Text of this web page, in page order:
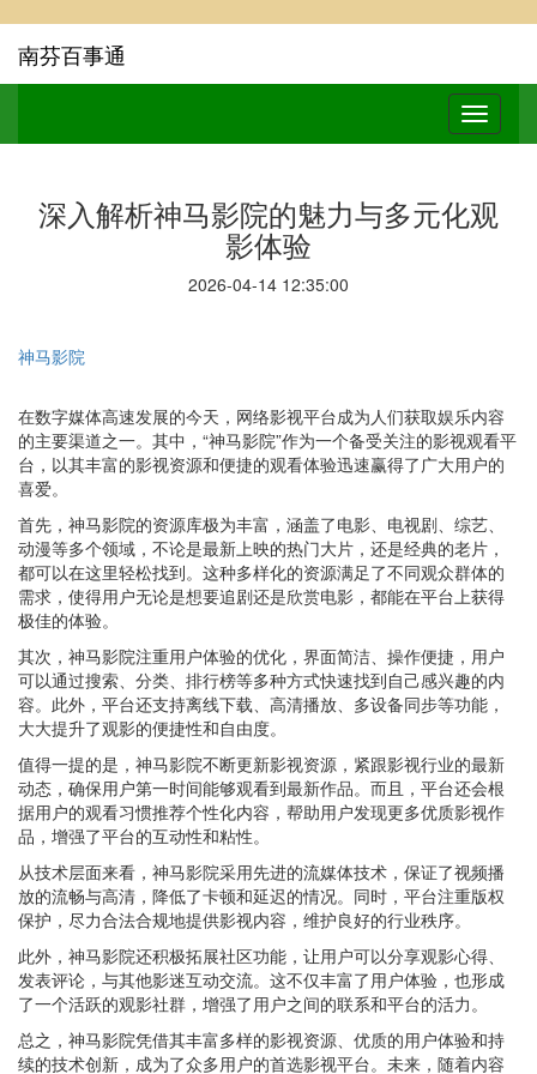
南芬百事通
深入解析神马影院的魅力与多元化观
影体验
2026-04-14 12:35:00
神马影院
在数字媒体高速发展的今天，网络影视平台成为人们获取娱乐内容
的主要渠道之一。其中，“神马影院”作为一个备受关注的影视观看平
台，以其丰富的影视资源和便捷的观看体验迅速赢得了广大用户的
喜爱。
首先，神马影院的资源库极为丰富，涵盖了电影、电视剧、综艺、
动漫等多个领域，不论是最新上映的热门大片，还是经典的老片，
都可以在这里轻松找到。这种多样化的资源满足了不同观众群体的
需求，使得用户无论是想要追剧还是欣赏电影，都能在平台上获得
极佳的体验。
其次，神马影院注重用户体验的优化，界面简洁、操作便捷，用户
可以通过搜索、分类、排行榜等多种方式快速找到自己感兴趣的内
容。此外，平台还支持离线下载、高清播放、多设备同步等功能，
大大提升了观影的便捷性和自由度。
值得一提的是，神马影院不断更新影视资源，紧跟影视行业的最新
动态，确保用户第一时间能够观看到最新作品。而且，平台还会根
据用户的观看习惯推荐个性化内容，帮助用户发现更多优质影视作
品，增强了平台的互动性和粘性。
从技术层面来看，神马影院采用先进的流媒体技术，保证了视频播
放的流畅与高清，降低了卡顿和延迟的情况。同时，平台注重版权
保护，尽力合法合规地提供影视内容，维护良好的行业秩序。
此外，神马影院还积极拓展社区功能，让用户可以分享观影心得、
发表评论，与其他影迷互动交流。这不仅丰富了用户体验，也形成
了一个活跃的观影社群，增强了用户之间的联系和平台的活力。
总之，神马影院凭借其丰富多样的影视资源、优质的用户体验和持
续的技术创新，成为了众多用户的首选影视平台。未来，随着内容